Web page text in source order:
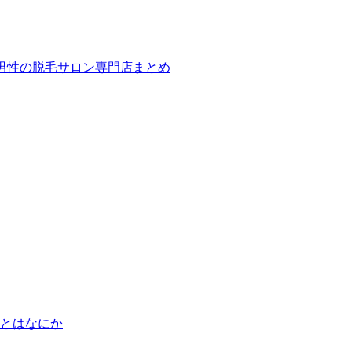
性の脱毛サロン専門店まとめ
はなにか